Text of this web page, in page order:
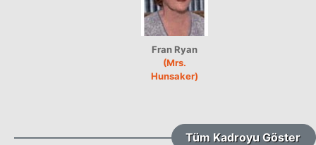
Fran Ryan
(Mrs.
Hunsaker)
Tüm Kadroyu Göster